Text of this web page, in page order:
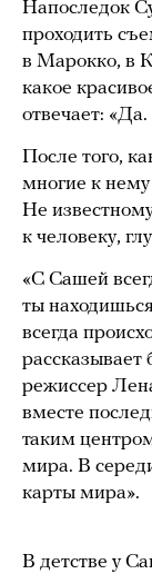
Напоследок
проходить
в Марокко, в
какое
отвечает:
После того,
многие к нему
Не
к человеку,
«С Сашей
ты
всегда
рассказывает
режиссер
вместе
таким
мира. В
карты мира».
В детстве у